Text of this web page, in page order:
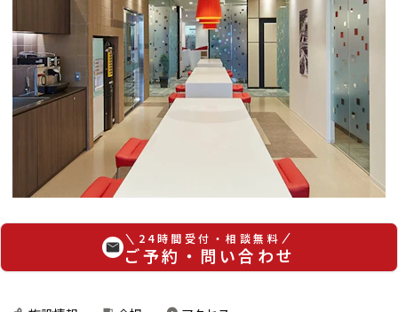
24時間受付・相談無料
ご予約・問い合わせ